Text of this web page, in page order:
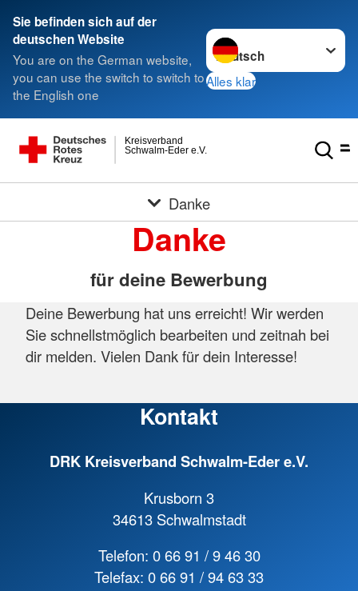
Sie befinden sich auf der
deutschen Website
You are on the German website,
you can use the switch to switch to
the English one
Sprache wechseln zu
Alles klar
Schwalm-Eder e.V.
Kreisverband
Danke
Danke
für deine Bewerbung
Deine Bewerbung hat uns erreicht! Wir werden
Sie schnellstmöglich bearbeiten und zeitnah bei
dir melden. Vielen Dank für dein Interesse!
Kontakt
DRK Kreisverband Schwalm-Eder e.V.
Krusborn 3
34613 Schwalmstadt
Telefon: 0 66 91 / 9 46 30
Telefax: 0 66 91 / 94 63 33